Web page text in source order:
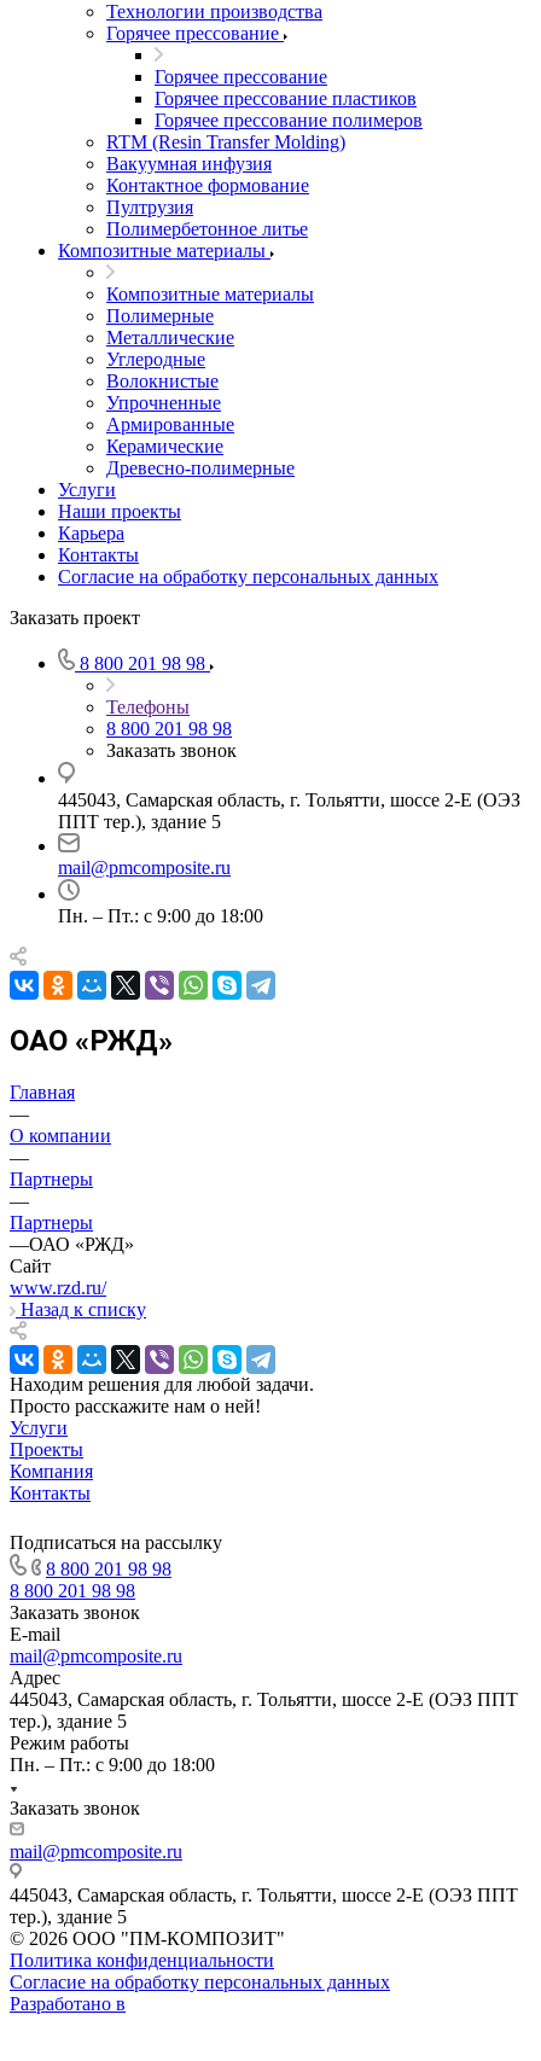
Технологии производства
Горячее прессование
Горячее прессование
Горячее прессование пластиков
Горячее прессование полимеров
RTM (Resin Transfer Molding)
Вакуумная инфузия
Контактное формование
Пултрузия
Полимербетонное литье
Композитные материалы
Композитные материалы
Полимерные
Металлические
Углеродные
Волокнистые
Упрочненные
Армированные
Керамические
Древесно-полимерные
Услуги
Наши проекты
Карьера
Контакты
Согласие на обработку персональных данных
Заказать проект
8 800 201 98 98
Телефоны
8 800 201 98 98
Заказать звонок
445043, Самарская область, г. Тольятти, шоссе 2-Е (ОЭЗ
ППТ тер.), здание 5
mail@pmcomposite.ru
Пн. – Пт.: с 9:00 до 18:00
ОАО «РЖД»
Главная
—
О компании
—
Партнеры
—
Партнеры
—ОАО «РЖД»
Сайт
www.rzd.ru/
Назад к списку
Находим решения для любой задачи.
Просто расскажите нам о ней!
Услуги
Проекты
Компания
Контакты
Подписаться на рассылку
8 800 201 98 98
8 800 201 98 98
Заказать звонок
E-mail
mail@pmcomposite.ru
Адрес
445043, Самарская область, г. Тольятти, шоссе 2-Е (ОЭЗ ППТ
тер.), здание 5
Режим работы
Пн. – Пт.: с 9:00 до 18:00
Заказать звонок
mail@pmcomposite.ru
445043, Самарская область, г. Тольятти, шоссе 2-Е (ОЭЗ ППТ
тер.), здание 5
© 2026 ООО "ПМ-КОМПОЗИТ"
Политика конфиденциальности
Согласие на обработку персональных данных
Разработано в